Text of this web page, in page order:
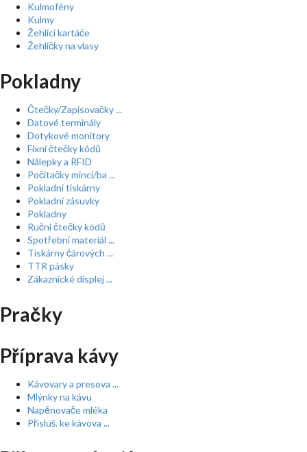
Kulmofény
Kulmy
Žehlící kartáče
Žehličky na vlasy
Pokladny
Čtečky/Zapisovačky ...
Datové terminály
Dotykové monitory
Fixní čtečky kódů
Nálepky a RFID
Počítačky mincí/ba ...
Pokladní tiskárny
Pokladní zásuvky
Pokladny
Ruční čtečky kódů
Spotřební materiál ...
Tiskárny čárových ...
TTR pásky
Zákaznické displej ...
Pračky
Příprava kávy
Kávovary a presova ...
Mlýnky na kávu
Napěnovače mléka
Přísluš. ke kávova ...